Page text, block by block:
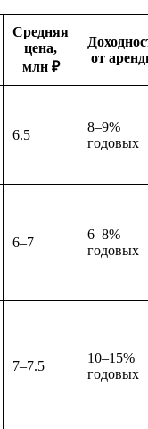
Средняя
цена,
млн ₽
от
6.5
8–9%
годовых
6–7
6–8%
годовых
7–7.5
10–15%
годовых